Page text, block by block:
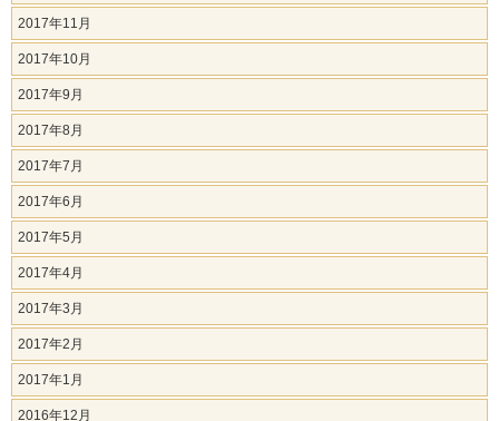
2017年11月
2017年10月
2017年9月
2017年8月
2017年7月
2017年6月
2017年5月
2017年4月
2017年3月
2017年2月
2017年1月
2016年12月